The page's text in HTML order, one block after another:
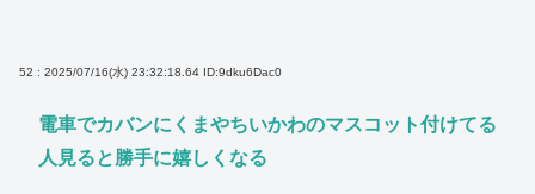
52 : 2025/07/16(水) 23:32:18.64 ID:9dku6Dac0
電車でカバンにくまやちいかわのマスコット付けてる
人見ると勝手に嬉しくなる